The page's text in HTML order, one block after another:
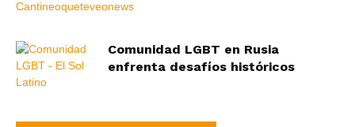
Comunidad LGBT en Rusia
enfrenta desafíos históricos